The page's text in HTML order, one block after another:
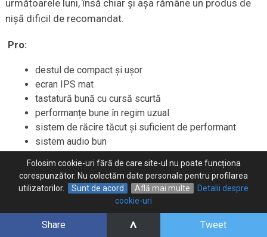
Share ^ Tweet
următoarele luni, însă chiar și așa rămâne un produs de
nișă dificil de recomandat.
Pro:
destul de compact și ușor
ecran IPS mat
tastatură bună cu cursă scurtă
performanțe bune în regim uzual
sistem de răcire tăcut și suficient de performant
sistem audio bun
Contra:
carcasa din plastic flexează în zona ecranului și
tastaturii
Folosim cookie-uri fără de care site-ul nu poate funcționa
corespunzător. Nu colectăm date personale pentru profilarea
utilizatorilor.
Sunt de acord Află mai multe
Detalii despre
cookie-uri